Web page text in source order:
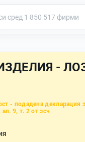
-
- подадена декларация
9, т. 2 от зсч